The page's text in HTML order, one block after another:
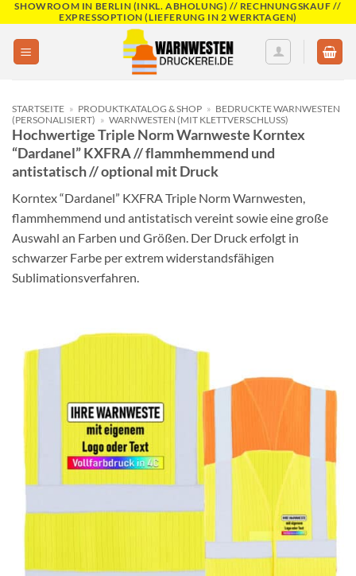
Skip
to
content
SHOWROOM IN BERLIN (INKL. ABHOLUNG) // RECHNUNGSKAUF //
EXPRESSOPTION (LIEFERUNG IN 2 WERKTAGEN)
STARTSEITE » PRODUKTKATALOG & SHOP » BEDRUCKTE WARNWESTEN
(PERSONALISIERT) » WARNWESTEN (MIT KLETTVERSCHLUSS)
Hochwertige Triple Norm Warnweste Korntex
“Dardanel” KXFRA // flammhemmend und
antistatisch // optional mit Druck
Korntex “Dardanel” KXFRA Triple Norm Warnwesten,
flammhemmend und antistatisch vereint sowie eine große
Auswahl an Farben und Größen. Der Druck erfolgt in
schwarzer Farbe per extrem widerstandsfähigen
Sublimationsverfahren.